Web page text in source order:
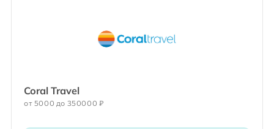
Coral Travel
от 5000 до 350000 ₽